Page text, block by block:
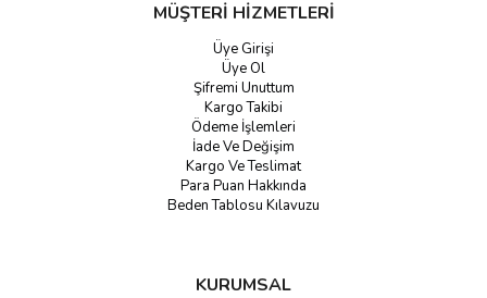
MÜŞTERİ HİZMETLERİ
Üye Girişi
Üye Ol
Şifremi Unuttum
Kargo Takibi
Ödeme İşlemleri
İade Ve Değişim
Kargo Ve Teslimat
Para Puan Hakkında
Beden Tablosu Kılavuzu
KURUMSAL